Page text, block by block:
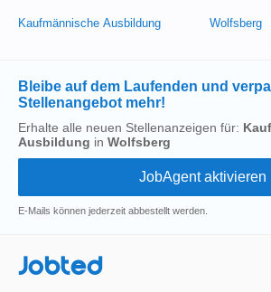
Kaufmännische Ausbildung Wolfsberg
Bleibe auf dem Laufenden und
Stellenangebot mehr!
Erhalte alle neuen Stellenanzeigen für:
Ausbildung in Wolfsberg
E-Mails können jederzeit abbestellt werden.
Jobted